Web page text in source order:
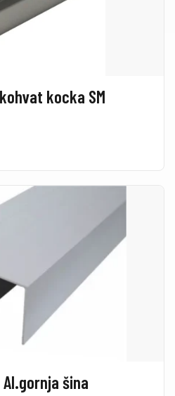
kocka SM
Al.gornja šina